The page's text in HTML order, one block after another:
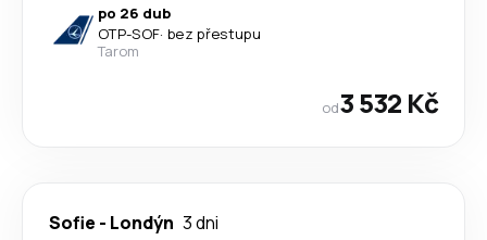
po 26 dub
OTP-SOF· bez přestupu
Tarom
od3 532 Kč
Sofie - Londýn 3 dni